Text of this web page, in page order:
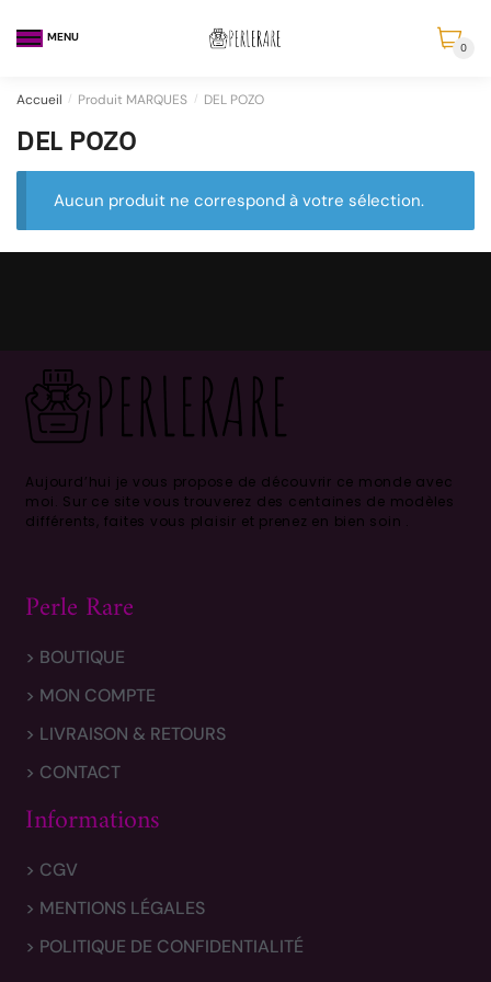
MENU
0
Accueil / Produit MARQUES / DEL POZO
DEL POZO
Aucun produit ne correspond à votre sélection.
Aujourd’hui je vous propose de découvrir ce monde avec
moi. Sur ce site vous trouverez des centaines de modèles
différents, faites vous plaisir et prenez en bien soin .
Perle Rare
> BOUTIQUE
> MON COMPTE
> LIVRAISON & RETOURS
> CONTACT
Informations
> CGV
> MENTIONS LÉGALES
> POLITIQUE DE CONFIDENTIALITÉ